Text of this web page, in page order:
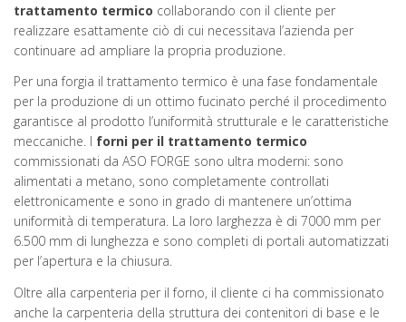
trattamento termico collaborando con il cliente per
realizzare esattamente ciò di cui necessitava l’azienda per
continuare ad ampliare la propria produzione.
Per una forgia il trattamento termico è una fase fondamentale
per la produzione di un ottimo fucinato perché il procedimento
garantisce al prodotto l’uniformità strutturale e le caratteristiche
meccaniche. I forni per il trattamento termico
commissionati da ASO FORGE sono ultra moderni: sono
alimentati a metano, sono completamente controllati
elettronicamente e sono in grado di mantenere un’ottima
uniformità di temperatura. La loro larghezza è di 7000 mm per
6.500 mm di lunghezza e sono completi di portali automatizzati
per l’apertura e la chiusura.
Oltre alla carpenteria per il forno, il cliente ci ha commissionato
anche la carpenteria della struttura dei contenitori di base e le